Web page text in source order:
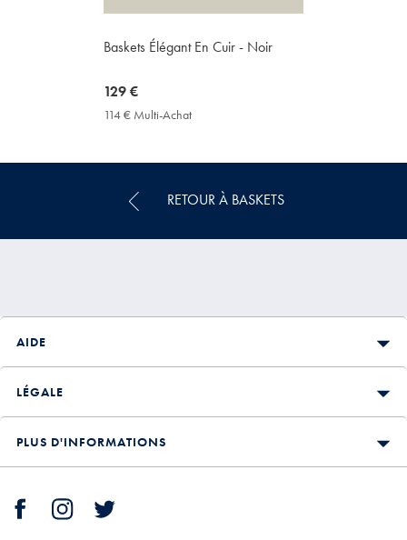
Baskets Élégant En Cuir - Noir
now
129
129 €
114 € Multi-Achat
Achat
RETOUR À BASKETS
AIDE
LÉGALE
PLUS D'INFORMATIONS